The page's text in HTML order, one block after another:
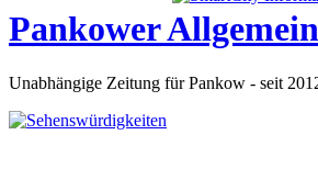
Pankower
Unabhängige Zeitung für Pankow - seit